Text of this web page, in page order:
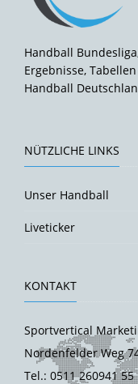
Handball
Ergebnisse,
Handball
NÜTZLICHE LINKS
Unser Handball
Liveticker
KONTAKT
Sportvertical
Nordenfelder Weg
Tel.: 0511 260941 55